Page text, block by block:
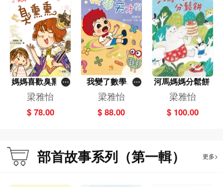
媽媽喜歡臭熏熏
[新雅‧繪本館]
梁雅怡
$ 78.00
我變了數學天
才?！
梁雅怡
$ 88.00
河馬媽媽分鬆餅
梁雅怡
$ 100.00
部首故事系列（第一輯） 更多>